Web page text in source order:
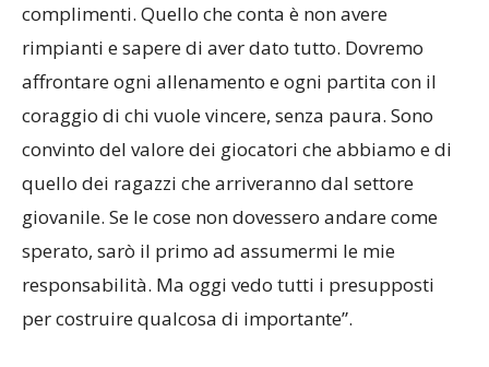
qualcuno più bravo di noi, gli faremo i
complimenti. Quello che conta è non avere
rimpianti e sapere di aver dato tutto. Dovremo
affrontare ogni allenamento e ogni partita con il
coraggio di chi vuole vincere, senza paura. Sono
convinto del valore dei giocatori che abbiamo e di
quello dei ragazzi che arriveranno dal settore
giovanile. Se le cose non dovessero andare come
sperato, sarò il primo ad assumermi le mie
responsabilità. Ma oggi vedo tutti i presupposti